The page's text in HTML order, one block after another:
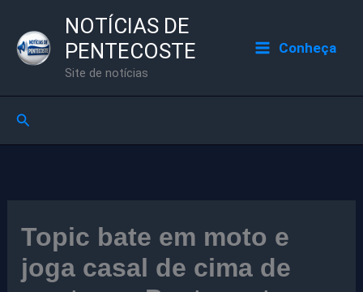
para
NOTÍCIAS DE
PENTECOSTE
Site de notícias
Conheça
Pesquisar
Topic bate em moto e
joga casal de cima de